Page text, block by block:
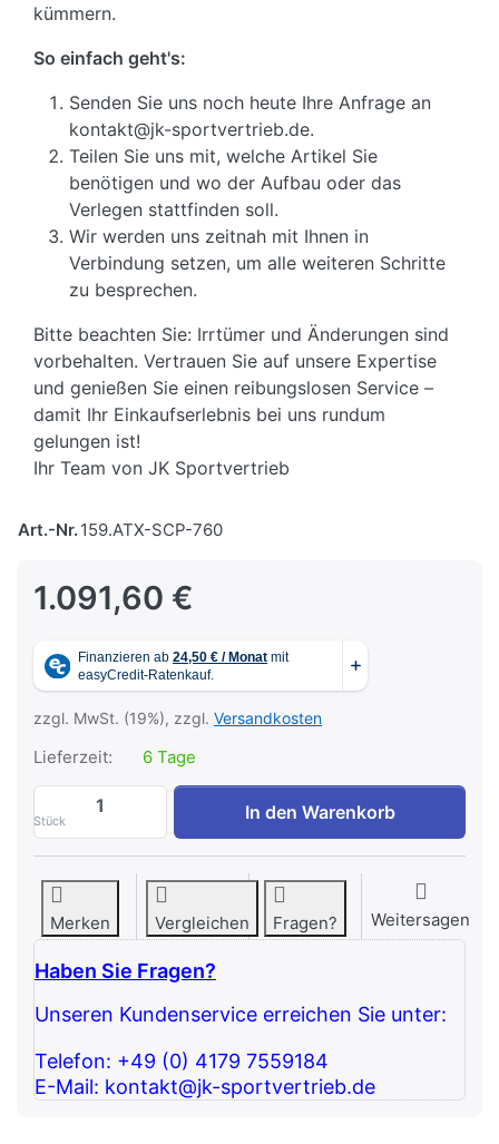
kümmern.
So einfach geht's:
Senden Sie uns noch heute Ihre Anfrage an
kontakt@jk-sportvertrieb.de.
Teilen Sie uns mit, welche Artikel Sie
benötigen und wo der Aufbau oder das
Verlegen stattfinden soll.
Wir werden uns zeitnah mit Ihnen in
Verbindung setzen, um alle weiteren Schritte
zu besprechen.
Bitte beachten Sie: Irrtümer und Änderungen sind
vorbehalten. Vertrauen Sie auf unsere Expertise
und genießen Sie einen reibungslosen Service –
damit Ihr Einkaufserlebnis bei uns rundum
gelungen ist!
Ihr Team von JK Sportvertrieb
Art.-Nr.159.ATX-SCP-760
1.091,60 €
zzgl. MwSt. (19%), zzgl. Versandkosten
Lieferzeit: 6 Tage
Stück
ATX Brustpresse stehend - Standing
In den Warenkorb
Merken Vergleichen Fragen? Weitersagen
Haben Sie Fragen?
Unseren Kundenservice erreichen Sie unter:
Telefon: +49 (0) 4179 7559184
E-Mail: kontakt@jk-sportvertrieb.de